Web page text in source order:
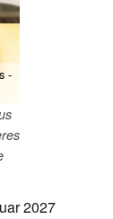
-
2027